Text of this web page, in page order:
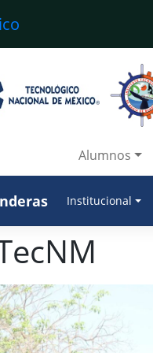
Alumnos
Institucional